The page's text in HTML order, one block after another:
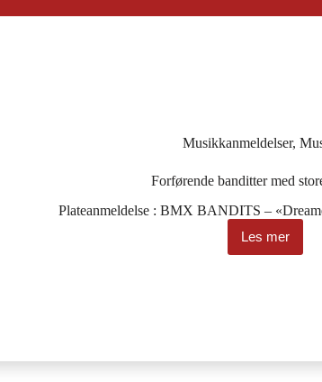
Musikkanmeldelser,
Forførende banditter med
Plateanmeldelse : BMX BANDITS –
Les merForførende
banditter